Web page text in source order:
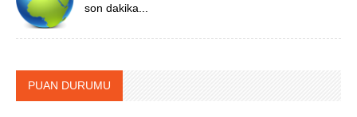
son dakika...
PUAN DURUMU